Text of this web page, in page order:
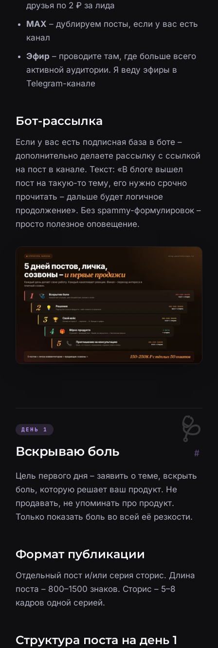
друзья по 2 ₽ за лида
MAX – дублируем посты, если у вас есть
канал
Эфир – проводите там, где больше всего
активной аудитории. Я веду эфиры в
Telegram-канале
Бот-рассылка
Если у вас есть подписная база в боте –
дополнительно делаете рассылку с ссылкой
на пост в канале. Текст: «В блоге вышел
пост на такую-то тему, его нужно срочно
прочитать – дальше будет логичное
продолжение». Без spammy-формулировок –
просто полезное оповещение.
#
ДЕНЬ 1
Вскрываю боль
Цель первого дня – заявить о теме, вскрыть
боль, которую решает ваш продукт. Не
продавать, не упоминать про продукт.
Только показать боль во всей её резкости.
Формат публикации
Отдельный пост и/или серия сторис. Длина
поста – 800–1500 знаков. Сторис – 5–8
кадров одной серией.
Структура поста на день 1